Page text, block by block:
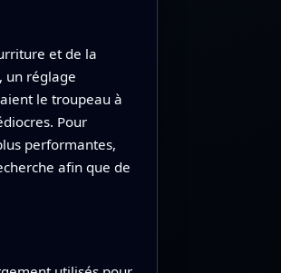
et de la
un réglage
le troupeau à
Pour
performantes,
afin que de